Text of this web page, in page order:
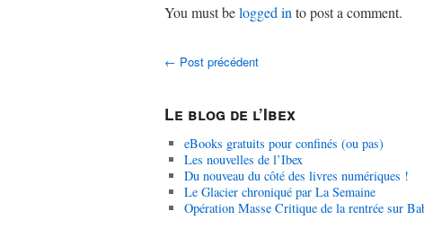
You must belogged in to post a comment.
← Post précédent
Le blog de l’Ibex
eBooks gratuits pour confinés (ou pas)
Les nouvelles de l’Ibex
Du nouveau du côté des livres numériques !
Le Glacier chroniqué par La Semaine
Opération Masse Critique de la rentrée sur